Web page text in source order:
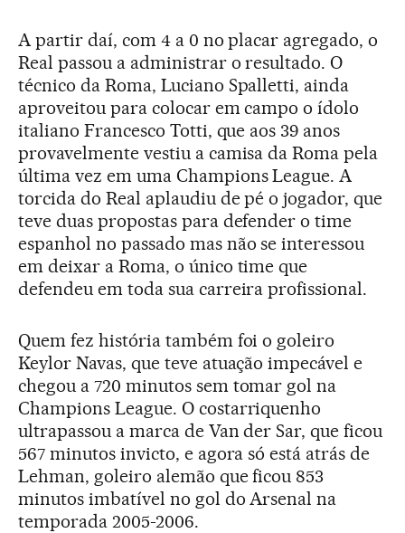
A partir daí, com 4 a 0 no placar agregado, o
Real passou a administrar o resultado. O
técnico da Roma, Luciano Spalletti, ainda
aproveitou para colocar em campo o ídolo
italiano Francesco Totti, que aos 39 anos
provavelmente vestiu a camisa da Roma pela
última vez em uma Champions League. A
torcida do Real aplaudiu de pé o jogador, que
teve duas propostas para defender o time
espanhol no passado mas não se interessou
em deixar a Roma, o único time que
defendeu em toda sua carreira profissional.
Quem fez história também foi o goleiro
Keylor Navas, que teve atuação impecável e
chegou a 720 minutos sem tomar gol na
Champions League. O costarriquenho
ultrapassou a marca de Van der Sar, que ficou
567 minutos invicto, e agora só está atrás de
Lehman, goleiro alemão que ficou 853
minutos imbatível no gol do Arsenal na
temporada 2005-2006.